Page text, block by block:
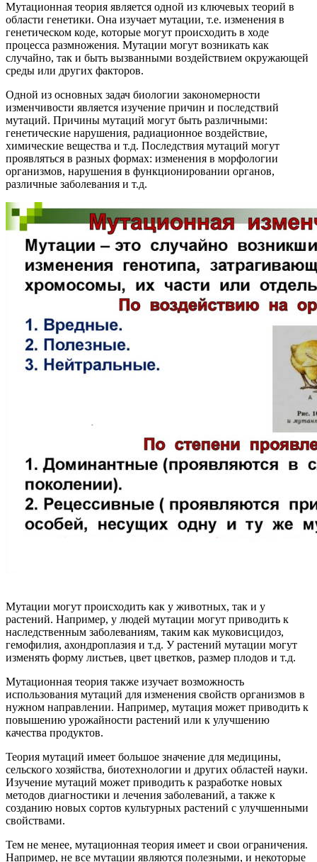
Мутационная теория является одной из ключевых теорий в
области генетики. Она изучает мутации, т.е. изменения в
генетическом коде, которые могут происходить в ходе
процесса размножения. Мутации могут возникать как
случайно, так и быть вызванными воздействием окружающей
среды или других факторов.
Одной из основных задач биологии закономерности
изменчивости является изучение причин и последствий
мутаций. Причины мутаций могут быть различными:
генетические нарушения, радиационное воздействие,
химические вещества и т.д. Последствия мутаций могут
проявляться в разных формах: изменения в морфологии
организмов, нарушения в функционировании органов,
различные заболевания и т.д.
Мутации могут происходить как у животных, так и у
растений. Например, у людей мутации могут приводить к
наследственным заболеваниям, таким как муковисцидоз,
гемофилия, ахондроплазия и т.д. У растений мутации могут
изменять форму листьев, цвет цветков, размер плодов и т.д.
Мутационная теория также изучает возможность
использования мутаций для изменения свойств организмов в
нужном направлении. Например, мутация может приводить к
повышению урожайности растений или к улучшению
качества продуктов.
Теория мутаций имеет большое значение для медицины,
сельского хозяйства, биотехнологии и других областей науки.
Изучение мутаций может приводить к разработке новых
методов диагностики и лечения заболеваний, а также к
созданию новых сортов культурных растений с улучшенными
свойствами.
Тем не менее, мутационная теория имеет и свои ограничения.
Например, не все мутации являются полезными, и некоторые